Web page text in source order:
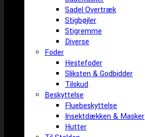
Sadel Overtræk
Stigbøjler
Stigremme
Diverse
Foder
Hestefoder
Sliksten & Godbidder
Tilskud
Beskyttelse
Fluebeskyttelse
Insektdækken & Masker
Hutter